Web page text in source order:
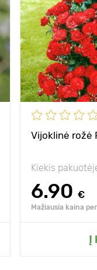
Vijoklinė rožė
Kiekis
6.90 €
Mažiausia kaina
Į